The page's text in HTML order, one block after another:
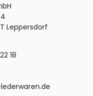
Leppersdorf
18